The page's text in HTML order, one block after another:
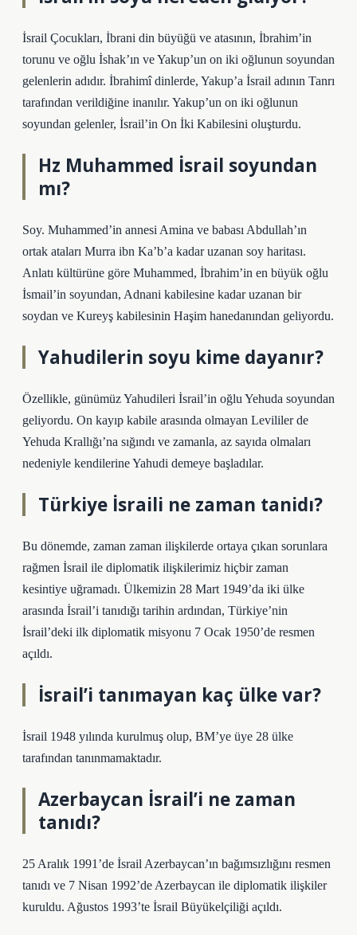
İsrail Çocukları, İbrani din büyüğü ve atasının, İbrahim’in
torunu ve oğlu İshak’ın ve Yakup’un on iki oğlunun soyundan
gelenlerin adıdır. İbrahimî dinlerde, Yakup’a İsrail adının Tanrı
tarafından verildiğine inanılır. Yakup’un on iki oğlunun
soyundan gelenler, İsrail’in On İki Kabilesini oluşturdu.
Hz Muhammed İsrail soyundan
mı?
Soy. Muhammed’in annesi Amina ve babası Abdullah’ın
ortak ataları Murra ibn Ka’b’a kadar uzanan soy haritası.
Anlatı kültürüne göre Muhammed, İbrahim’in en büyük oğlu
İsmail’in soyundan, Adnani kabilesine kadar uzanan bir
soydan ve Kureyş kabilesinin Haşim hanedanından geliyordu.
Yahudilerin soyu kime dayanır?
Özellikle, günümüz Yahudileri İsrail’in oğlu Yehuda soyundan
geliyordu. On kayıp kabile arasında olmayan Levililer de
Yehuda Krallığı’na sığındı ve zamanla, az sayıda olmaları
nedeniyle kendilerine Yahudi demeye başladılar.
Türkiye İsraili ne zaman tanidı?
Bu dönemde, zaman zaman ilişkilerde ortaya çıkan sorunlara
rağmen İsrail ile diplomatik ilişkilerimiz hiçbir zaman
kesintiye uğramadı. Ülkemizin 28 Mart 1949’da iki ülke
arasında İsrail’i tanıdığı tarihin ardından, Türkiye’nin
İsrail’deki ilk diplomatik misyonu 7 Ocak 1950’de resmen
açıldı.
İsrail’i tanımayan kaç ülke var?
İsrail 1948 yılında kurulmuş olup, BM’ye üye 28 ülke
tarafından tanınmamaktadır.
Azerbaycan İsrail’i ne zaman
tanıdı?
25 Aralık 1991’de İsrail Azerbaycan’ın bağımsızlığını resmen
tanıdı ve 7 Nisan 1992’de Azerbaycan ile diplomatik ilişkiler
kuruldu. Ağustos 1993’te İsrail Büyükelçiliği açıldı.